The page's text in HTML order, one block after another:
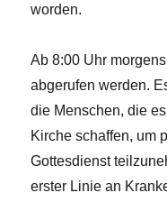
worden.
Ab 8:00 Uhr
abgerufen werden.
die Menschen, die
Kirche schaffen, um
Gottesdienst
erster Linie an